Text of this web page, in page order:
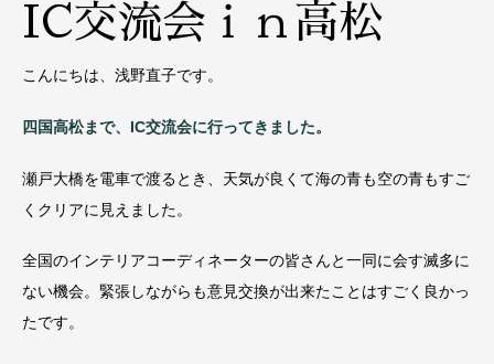
IC交流会ｉｎ高松
こんにちは、浅野直子です。
四国高松まで、IC交流会に行ってきました。
瀬戸大橋を電車で渡るとき、天気が良くて海の青も空の青もすご
くクリアに見えました。
全国のインテリアコーディネーターの皆さんと一同に会す滅多に
ない機会。緊張しながらも意見交換が出来たことはすごく良かっ
たです。